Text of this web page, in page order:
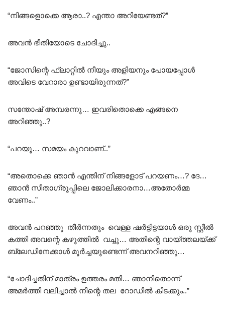
“നിങ്ങളൊക്കെ ആരാ..? എന്താ അറിയേണ്ടത്?”
അവൻ ഭീതിയോടെ ചോദിച്ചു..
“ജോസിന്റെ ഫ്ലാറ്റിൽ നീയും അളിയനും പോയപ്പോൾ
അവിടെ വേറാരാ ഉണ്ടായിരുന്നത്?”
സന്തോഷ്‌ അമ്പരന്നു… ഇവരിതൊക്കെ എങ്ങനെ
അറിഞ്ഞു..?
“പറയൂ… സമയം കുറവാണ്..”
“അതൊക്കെ ഞാൻ എന്തിന് നിങ്ങളോട് പറയണം…? ദേ…
ഞാൻ സീതാഗ്രൂപ്പിലെ ജോലിക്കാരനാ…അതോർമ്മ
വേണം..”
അവൻ പറഞ്ഞു തീർന്നതും വെള്ള ഷർട്ടിട്ടയാൾ ഒരു സ്റ്റീൽ
കത്തി അവന്റെ കഴുത്തിൽ വച്ചു… അതിന്റെ വായ്ത്തലയ്ക്ക്
ബ്ലേഡിനേക്കാൾ മൂർച്ചയുണ്ടെന്ന് അവനറിഞ്ഞു…
“ചോദിച്ചതിന് മാത്രം ഉത്തരം മതി… ഞാനിതൊന്ന്
അമർത്തി വലിച്ചാൽ നിന്റെ തല റോഡിൽ കിടക്കും..”